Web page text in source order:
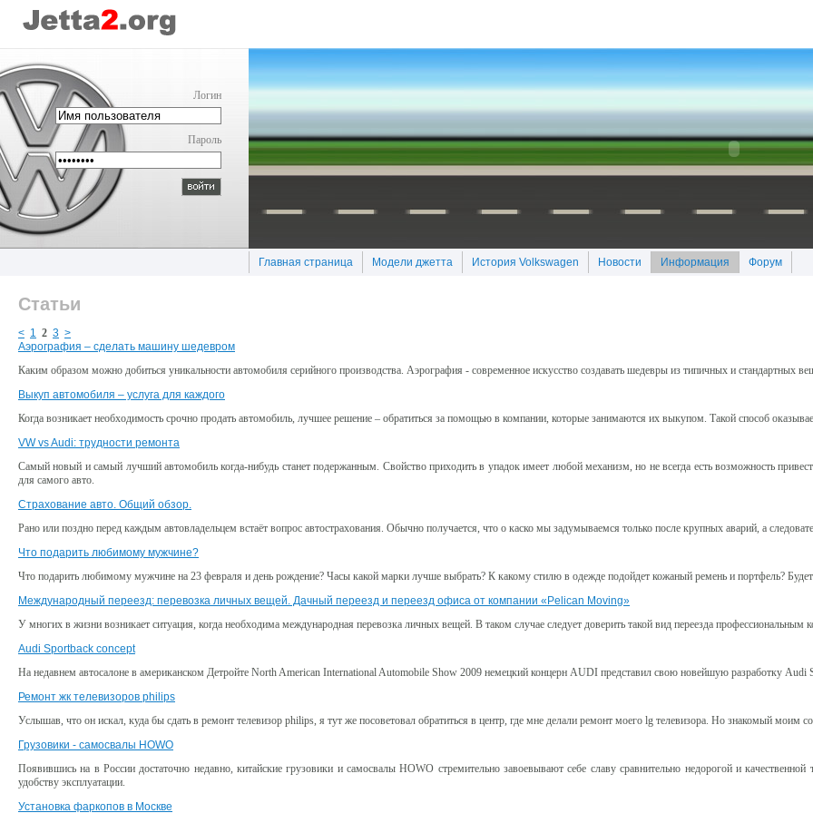
Логин
Пароль
Главная страница Модели джетта История Volkswagen Новости Информация Форум
Статьи
< 1 2 3 >
Аэрография – сделать машину шедевром
Каким образом можно добиться уникальности автомобиля серийного производства. Аэрография - современное искусство создавать шедевры из типичных и стандартных
Выкуп автомобиля – услуга для каждого
Когда возникает необходимость срочно продать автомобиль, лучшее решение – обратиться за помощью в компании, которые занимаются их выкупом. Такой способ
VW vs Audi: трудности ремонта
Самый новый и самый лучший автомобиль когда-нибудь станет подержанным. Свойство приходить в упадок имеет любой механизм, но не всегда есть возможность
для самого авто.
Страхование авто. Общий обзор.
Рано или поздно перед каждым автовладельцем встаёт вопрос автострахования. Обычно получается, что о каско мы задумываемся только после крупных аварий, а
Что подарить любимому мужчине?
Что подарить любимому мужчине на 23 февраля и день рождение? Часы какой марки лучше выбрать? К какому стилю в одежде подойдет кожаный ремень и портфель?
Международный переезд: перевозка личных вещей. Дачный переезд и переезд офиса от компании «Pelican Moving»
У многих в жизни возникает ситуация, когда необходима международная перевозка личных вещей. В таком случае следует доверить такой вид переезда
Audi Sportback concept
На недавнем автосалоне в американском Детройте North American International Automobile Show 2009 немецкий концерн AUDI представил свою новейшую разработку Audi
Ремонт жк телевизоров philips
Услышав, что он искал, куда бы сдать в ремонт телевизор philips, я тут же посоветовал обратиться в центр, где мне делали ремонт моего lg телевизора. Но знакомый моим
Грузовики - самосвалы HOWO
Появившись на в России достаточно недавно, китайские грузовики и самосвалы HOWO стремительно завоевывают себе славу сравнительно недорогой и
удобству эксплуатации.
Установка фаркопов в Москве